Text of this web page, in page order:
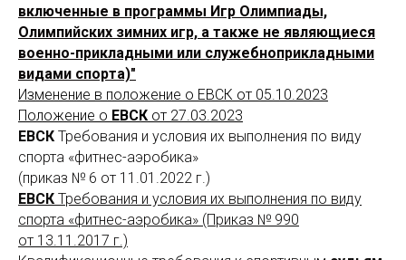
включенные в программы Игр Олимпиады,
Олимпийских зимних игр, а также не являющиеся
военно-прикладными или служебноприкладными
видами спорта)"
Изменение в положение о ЕВСК от 05.10.2023
Положение о ЕВСК от 27.03.2023
ЕВСК Требования и условия их выполнения по виду
спорта «фитнес-аэробика»
(приказ № 6 от 11.01.2022 г.)
ЕВСК Требования и условия их выполнения по виду
спорта «фитнес-аэробика» (Приказ № 990
от 13.11.2017 г.)